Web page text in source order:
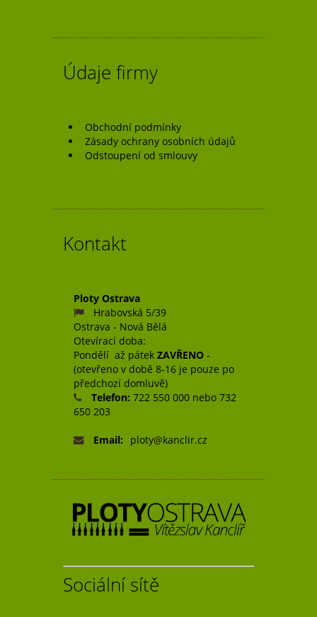
Údaje firmy
Obchodní podmínky
Zásady ochrany osobních údajů
Odstoupení od smlouvy
Kontakt
Ploty Ostrava
Hrabovská 5/39
Ostrava - Nová Bělá
Otevírací doba:
Pondělí až pátek ZAVŘENO -
(otevřeno v době 8-16 je pouze po
předchozí domluvě)
Telefon: 722 550 000 nebo 732
650 203
Email: ploty@kanclir.cz
Sociální sítě